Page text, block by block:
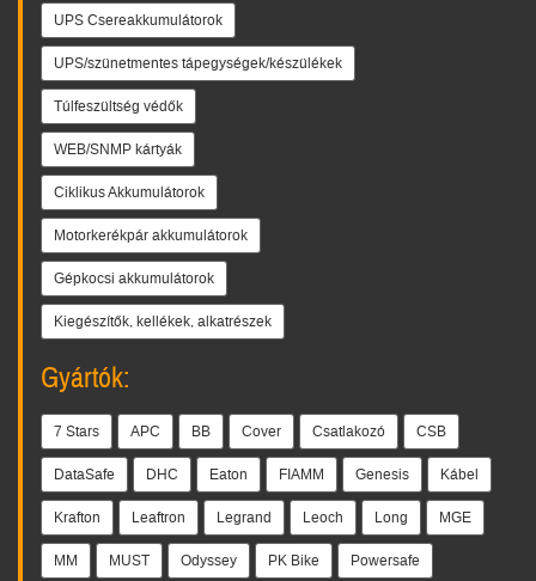
UPS Csereakkumulátorok
UPS/szünetmentes tápegységek/készülékek
Túlfeszültség védők
WEB/SNMP kártyák
Ciklikus Akkumulátorok
Motorkerékpár akkumulátorok
Gépkocsi akkumulátorok
Kiegészítők, kellékek, alkatrészek
Gyártók:
7 Stars APC BB Cover Csatlakozó CSB
DataSafe DHC Eaton FIAMM Genesis Kábel
Krafton Leaftron Legrand Leoch Long MGE
MM MUST Odyssey PK Bike Powersafe